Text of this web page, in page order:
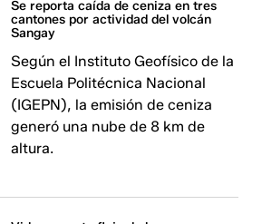
Se reporta caída de ceniza en tres
cantones por actividad del volcán
Sangay
Según el Instituto Geofísico de la
Escuela Politécnica Nacional
(IGEPN), la emisión de ceniza
generó una nube de 8 km de
altura.